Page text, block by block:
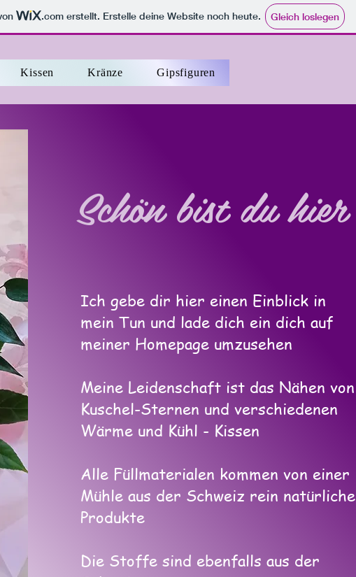
.com erstellt. Erstelle deine Website noch heute. Gleich loslegen
Kissen Kränze Gipsfiguren
Schön bist du hier
Ich gebe dir hier einen Einblick in
mein Tun und lade dich ein dich auf
meiner Homepage umzusehen
Meine Leidenschaft ist das Nähen von
Kuschel-Sternen und verschiedenen
Wärme und Kühl - Kissen
Alle Füllmaterialen kommen von einer
Mühle aus der Schweiz rein natürliche
Produkte
Die Stoffe sind ebenfalls aus der